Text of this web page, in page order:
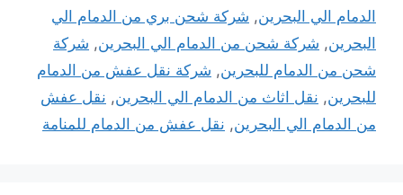
الدمام الي البحرين, شركة شحن بري من الدمام الي
البحرين, شركة شحن من الدمام الي البحرين, شركة
شحن من الدمام للبحرين, شركة نقل عفش من الدمام
للبحرين, نقل اثاث من الدمام الي البحرين, نقل عفش
من الدمام الي البحرين, نقل عفش من الدمام للمنامة